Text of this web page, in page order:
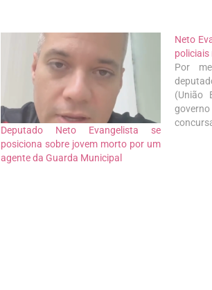
Deputado Neto Evangelista se
posiciona sobre jovem morto por um
agente da Guarda Municipal
Neto
policiais
Por
(União